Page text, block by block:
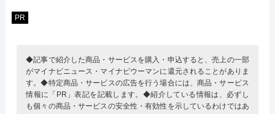
PR
◆記事で紹介した商品・サービスを購入・申込すると、売上の一部
がマイナビニュース・マイナビウーマンに還元されることがありま
す。◆特定商品・サービスの広告を行う場合には、商品・サービス
情報に「PR」表記を記載します。◆紹介している情報は、必ずし
も個々の商品・サービスの安全性・有効性を示しているわけではあ